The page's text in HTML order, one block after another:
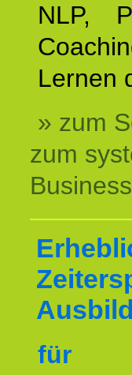
NLP,
Lernen
» zum
zum
für